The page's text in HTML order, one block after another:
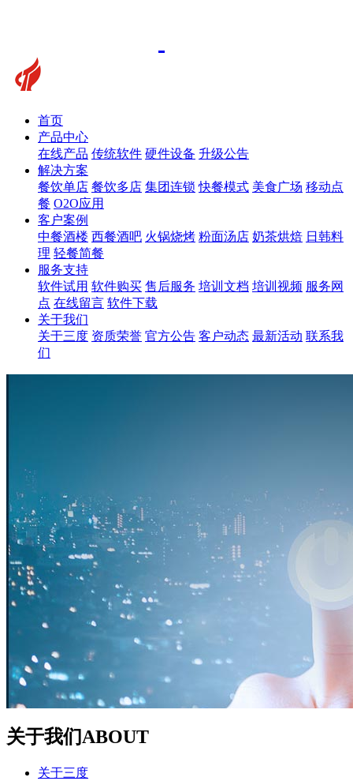
首页
产品中心
在线产品 传统软件 硬件设备 升级公告
解决方案
餐饮单店 餐饮多店 集团连锁 快餐模式 美食广场 移动点
餐 O2O应用
客户案例
中餐酒楼 西餐酒吧 火锅烧烤 粉面汤店 奶茶烘焙 日韩料
理 轻餐简餐
服务支持
软件试用 软件购买 售后服务 培训文档 培训视频 服务网
点 在线留言 软件下载
关于我们
关于三度 资质荣誉 官方公告 客户动态 最新活动 联系我
们
关于我们ABOUT
关于三度